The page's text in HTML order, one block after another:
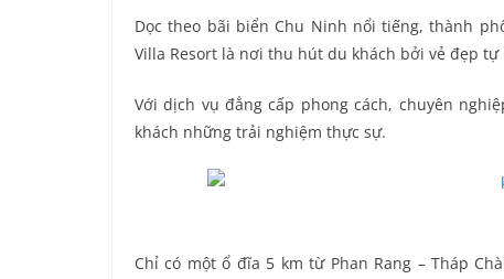
Dọc theo bãi biển Chu Ninh nổi tiếng, thành
Villa Resort là nơi thu hút du khách bởi vẻ đẹp
Với dịch vụ đẳng cấp phong cách, chuyên
khách những trải nghiệm thực sự.
Chỉ có một ổ đĩa 5 km từ Phan Rang – Tháp